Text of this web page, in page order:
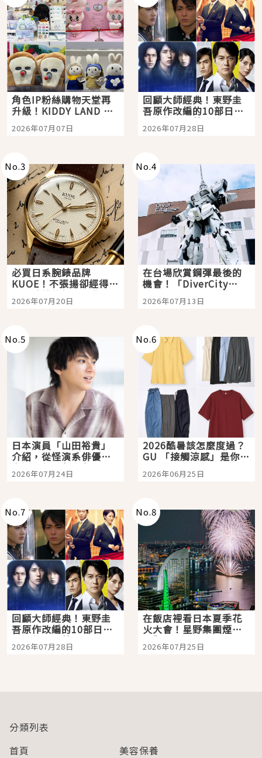
角色IP粉絲購物天堂再
升級！KIDDY LAND 原
宿店吉伊卡哇迎客，新
開幕 OMOKADO 店3分
2026年07月07日
回顧大師經典！東野圭
吾原作改編的10部日本
影視作品推薦
2026年07月28日
No.3
必買日系腕錶品牌
KUOE！不張揚卻經得起
時間洗鍊的經典之作五
選
2026年07月20日
No.4
在台場欣賞鋼彈最後的
機會！「DiverCity
Tokyo Plaza」搭船、
購物、美食及夜景，一
2026年07月13日
No.5
日本演員「山田裕貴」
介紹，從怪演系俳優走
向國民級日劇主角
2026年07月24日
No.6
2026酷暑該怎麼度過？
GU 「接觸涼感」是你的
夏日救星
2026年06月25日
No.7
回顧大師經典！東野圭
吾原作改編的10部日本
影視作品推薦
2026年07月28日
No.8
在飯店裡看日本夏季花
火大會！星野集團煙火
景觀飯店6選，讓你不用
人擠人悠閒欣賞
2026年07月25日
分類列表
首頁
美容保養